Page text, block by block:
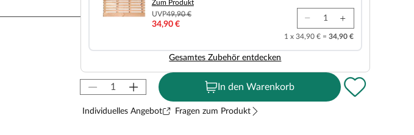
Zum Produkt
UVP49,90 €
34,90 €
1 x 34,90 € = 34,90 €
Gesamtes Zubehör entdecken
In den Warenkorb
Individuelles Angebot Fragen zum Produkt